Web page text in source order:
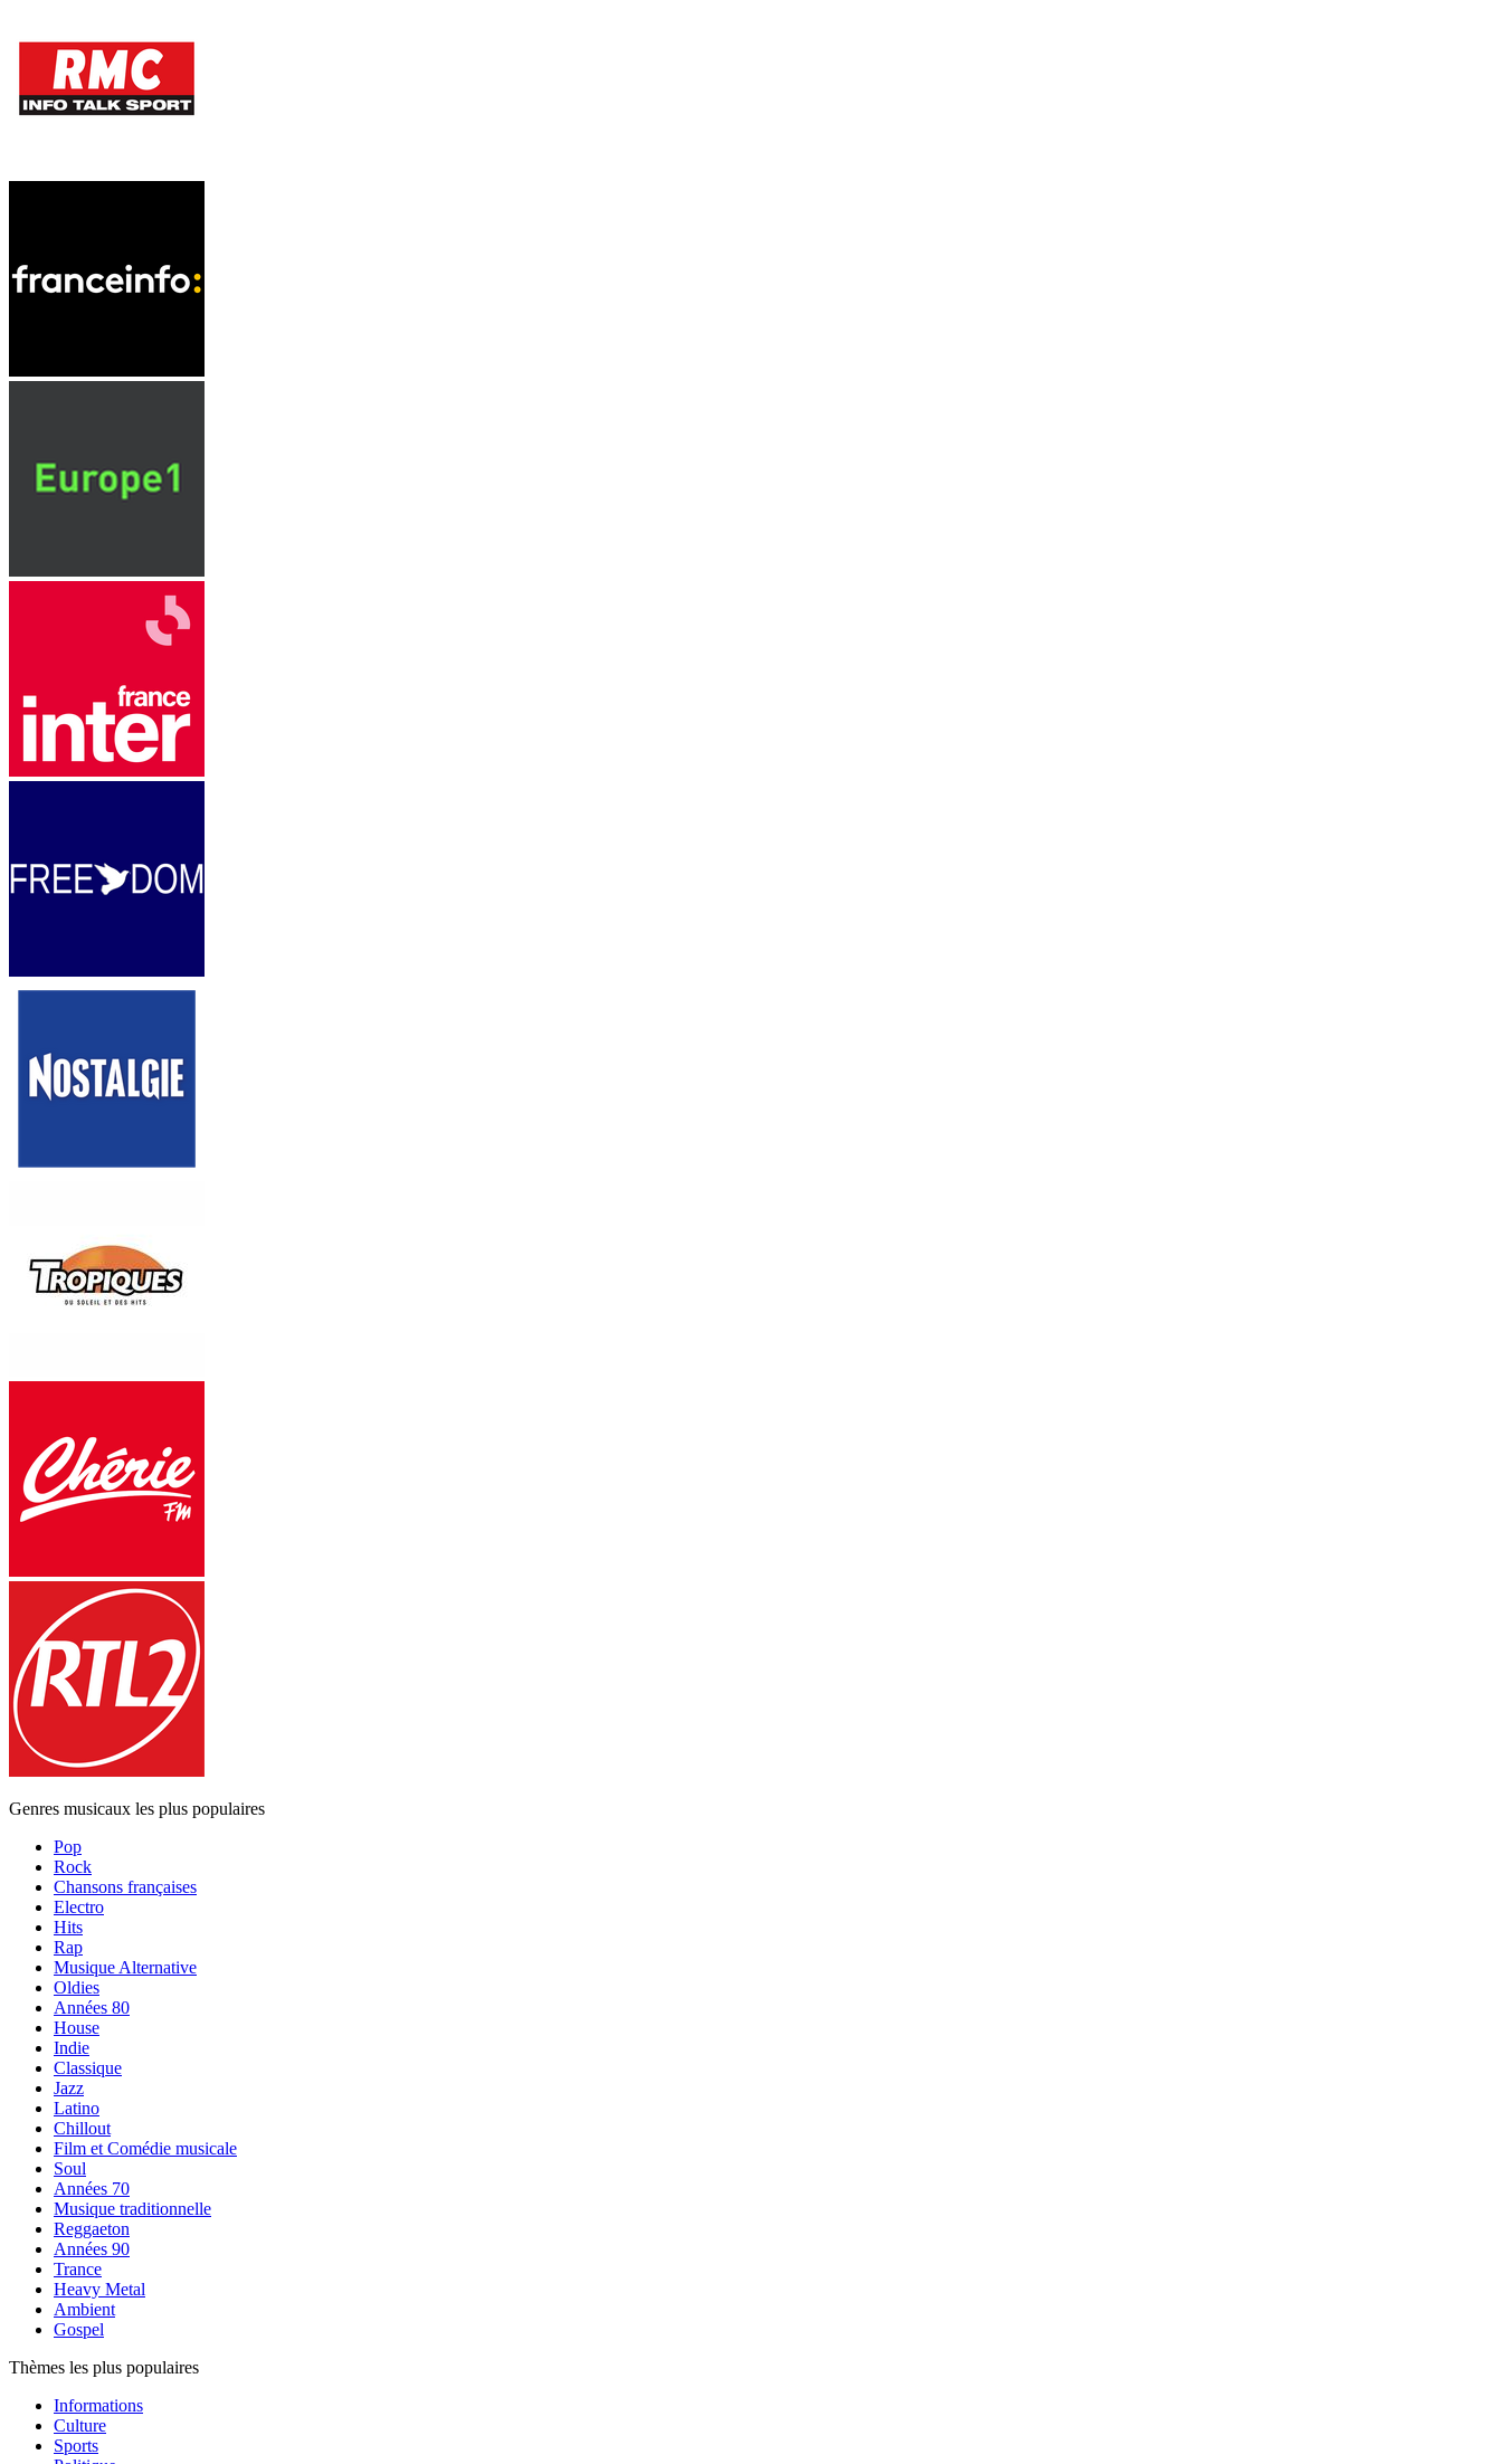
Genres musicaux les plus populaires
Pop
Rock
Chansons françaises
Electro
Hits
Rap
Musique Alternative
Oldies
Années 80
House
Indie
Classique
Jazz
Latino
Chillout
Film et Comédie musicale
Soul
Années 70
Musique traditionnelle
Reggaeton
Années 90
Trance
Heavy Metal
Ambient
Gospel
Thèmes les plus populaires
Informations
Culture
Sports